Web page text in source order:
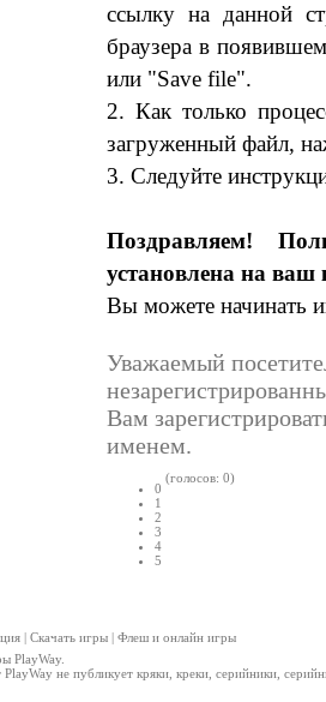
ссылку на данной
браузера в
или "Save file".
2. Как только
загруженный файл,
3. Следуйте
Поздравляем!
установлена на
Вы можете начинать
Уважаемый
Вам
именем.
0
1
2
3
4
5
(голосов: 0)
| Скачать игры | Флеш и онлайн игры
PlayWay.
PlayWay не публикует кряки, креки, серийники,